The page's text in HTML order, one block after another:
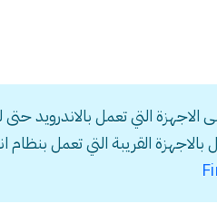
التي تعمل بالاندرويد
القريبة التي تعمل بنظام